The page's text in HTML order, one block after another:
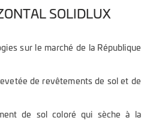
SOLIDLUX
sur le marché de la République
de revêtements de sol et de
de sol coloré qui sèche à la